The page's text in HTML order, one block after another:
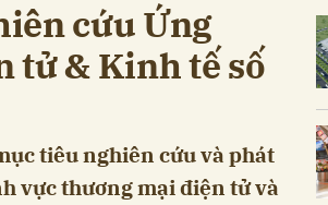
cứu Ứng
tử & Kinh tế số
tiêu nghiên cứu và phát
vực thương mại điện tử và